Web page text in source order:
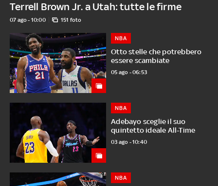
Terrell Brown Jr. a Utah: tutte le firme
07 ago - 10:00 151 foto
Otto stelle che potrebbero
essere scambiate
NBA
05 ago - 06:53
Adebayo sceglie il suo
quintetto ideale All-Time
NBA
03 ago - 10:40
NBA